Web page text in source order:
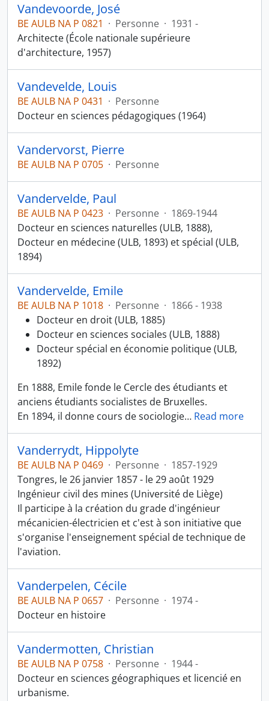
Vandevoorde, José
BE AULB NA P 0821 · Personne · 1931 -
Architecte (École nationale supérieure
d'architecture, 1957)
Vandevelde, Louis
BE AULB NA P 0431 · Personne
Docteur en sciences pédagogiques (1964)
Vandervorst, Pierre
BE AULB NA P 0705 · Personne
Vandervelde, Paul
BE AULB NA P 0423 · Personne · 1869-1944
Docteur en sciences naturelles (ULB, 1888),
Docteur en médecine (ULB, 1893) et spécial (ULB,
1894)
Vandervelde, Emile
BE AULB NA P 1018 · Personne · 1866 - 1938
Docteur en droit (ULB, 1885)
Docteur en sciences sociales (ULB, 1888)
Docteur spécial en économie politique (ULB,
1892)
En 1888, Emile fonde le Cercle des étudiants et
anciens étudiants socialistes de Bruxelles.
En 1894, il donne cours de sociologie… Read more
Vanderrydt, Hippolyte
BE AULB NA P 0469 · Personne · 1857-1929
Tongres, le 26 janvier 1857 - le 29 août 1929
Ingénieur civil des mines (Université de Liège)
Il participe à la création du grade d'ingénieur
mécanicien-électricien et c'est à son initiative que
s'organise l'enseignement spécial de technique de
l'aviation.
Vanderpelen, Cécile
BE AULB NA P 0657 · Personne · 1974 -
Docteur en histoire
Vandermotten, Christian
BE AULB NA P 0758 · Personne · 1944 -
Docteur en sciences géographiques et licencié en
urbanisme.